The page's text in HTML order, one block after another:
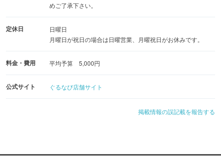
めご了承下さい。
定休日
日曜日
月曜日が祝日の場合は日曜営業、月曜祝日がお休みです。
料金・費用 平均予算 5,000円
公式サイト ぐるなび店舗サイト
掲載情報の誤記載を報告する